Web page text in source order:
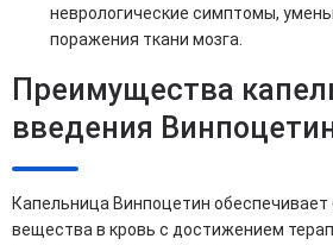
неврологические симптомы,
поражения ткани мозга.
Преимущества
введения
Капельница Винпоцетин
вещества в кровь с достижением